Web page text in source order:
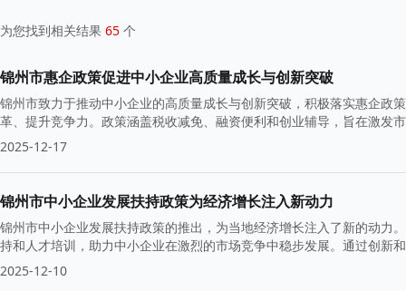
为您找到相关结果 65 个
锦州市惠企政策促进中小企业高质量成长与创新突破
锦州市致力于推动中小企业的高质量成长与创新突破，积极落实惠企政
革、提升竞争力。政策涵盖税收减免、融资便利和创业辅导，旨在激发
2025-12-17
锦州市中小企业发展扶持政策为经济增长注入新动力
锦州市中小企业发展扶持政策的推出，为当地经济增长注入了新的动力
持和人才培训，助力中小企业在激烈的市场竞争中稳步发展。通过创新
2025-12-10